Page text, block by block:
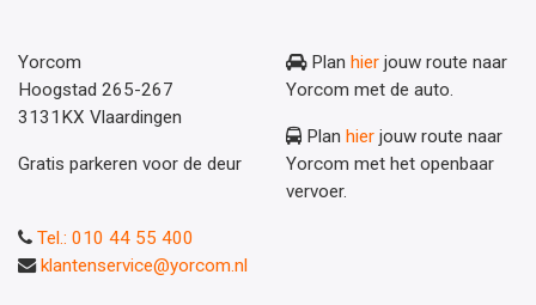
Yorcom
Hoogstad 265-267
3131KX Vlaardingen
Gratis parkeren voor de deur
Plan hier jouw route naar
Yorcom met de auto.
Plan hier jouw route naar
Yorcom met het openbaar
vervoer.
Tel.: 010 44 55 400
klantenservice@yorcom.nl